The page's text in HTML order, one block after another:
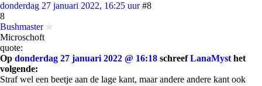
donderdag 27 januari 2022, 16:25 uur #8
8
Bushmaster
Microschoft
quote:
Op donderdag 27 januari 2022 @ 16:18 schreefLanaMyst het
volgende:
Straf wel een beetje aan de lage kant, maar andere andere kant ook